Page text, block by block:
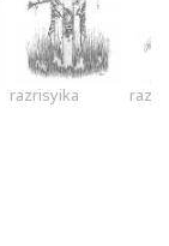
razrisyika